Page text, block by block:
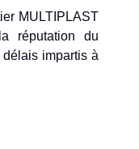
MULTIPLAST
réputation du
impartis à